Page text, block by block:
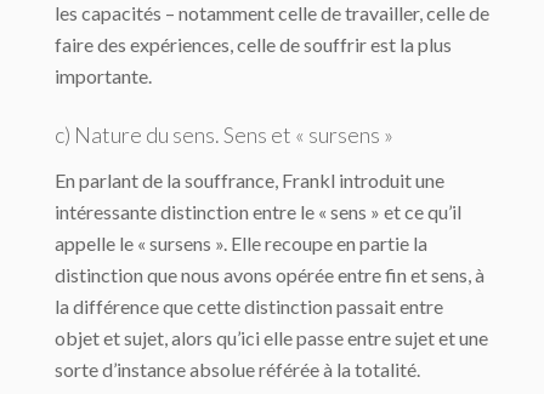
les capacités – notamment celle de travailler, celle de
faire des expériences, celle de souffrir est la plus
importante.
c) Nature du sens. Sens et « sursens »
En parlant de la souffrance, Frankl introduit une
intéressante distinction entre le « sens » et ce qu’il
appelle le « sursens ». Elle recoupe en partie la
distinction que nous avons opérée entre fin et sens, à
la différence que cette distinction passait entre
objet et sujet, alors qu’ici elle passe entre sujet et une
sorte d’instance absolue référée à la totalité.